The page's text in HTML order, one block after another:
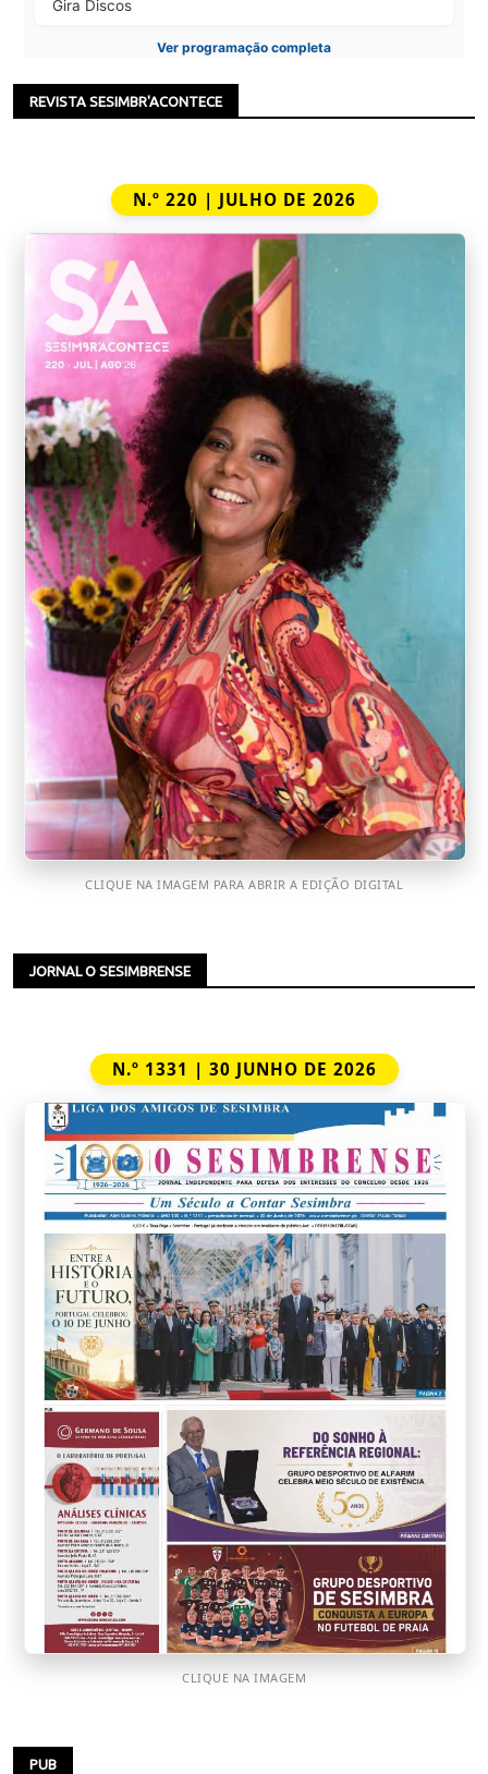
Gira Discos
Ver programação completa
REVISTA SESIMBR'ACONTECE
N.º 220 | JULHO DE 2026
CLIQUE NA IMAGEM PARA ABRIR A EDIÇÃO DIGITAL
JORNAL O SESIMBRENSE
N.º 1331 | 30 JUNHO DE 2026
CLIQUE NA IMAGEM
PUB